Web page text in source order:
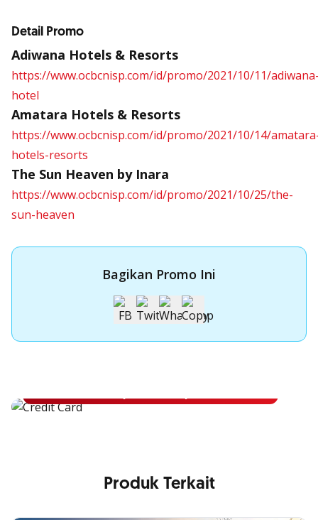
Detail Promo
Adiwana Hotels & Resorts
https://www.ocbcnisp.com/id/promo/2021/10/11/
hotel
Amatara Hotels & Resorts
https://www.ocbcnisp.com/id/promo/2021/10/14/
hotels-resorts
The Sun Heaven by Inara
https://www.ocbcnisp.com/id/promo/2021/10/25/the-
sun-heaven
Bagikan Promo Ini
Apply Kartu Kredit OCBC NISP
Produk Terkait